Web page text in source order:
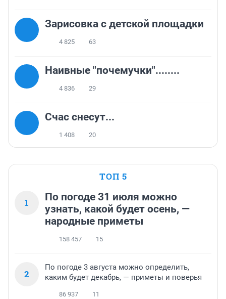
Зарисовка с детской площадки
4 825 63
Наивные "почемучки"........
4 836 29
Счас снесут...
1 408 20
ТОП 5
1
По погоде 31 июля можно
узнать, какой будет осень, —
народные приметы
158 457 15
2
По погоде 3 августа можно определить,
каким будет декабрь, — приметы и поверья
86 937 11